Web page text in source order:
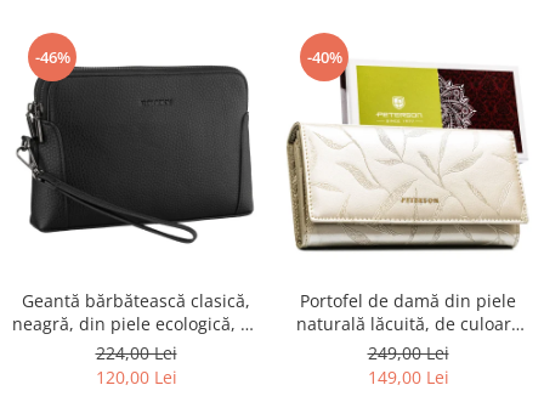
-46%
Geantă bărbătească clasică,
neagră, din piele ecologică, cu
fermoar - Rovicky PTR-R-SDR-
01-1631 BLACK
224,00 Lei
120,00 Lei
-40%
Portofel de damă din piele
naturală lăcuită, de culoare
bej, cu închidere cu capsă -
Peterson
249,00 Lei
149,00 Lei